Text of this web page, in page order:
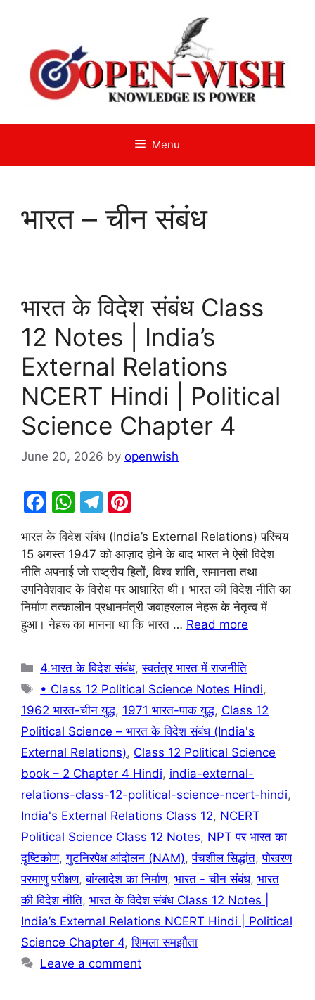
Menu
भारत – चीन संबंध
भारत के विदेश संबंध Class
12 Notes | India’s
External Relations
NCERT Hindi | Political
Science Chapter 4
June 20, 2026 by openwish
F
a
c
e
b
o
o
k
W
at
s
A
p
p
T
el
e
gr
a
m
nt
er
e
st
भारत के विदेश संबंध (India’s External Relations) परिचय
15 अगस्त 1947 को आज़ाद होने के बाद भारत ने ऐसी विदेश
नीति अपनाई जो राष्ट्रीय हितों, विश्व शांति, समानता तथा
उपनिवेशवाद के विरोध पर आधारित थी। भारत की विदेश नीति का
निर्माण तत्कालीन प्रधानमंत्री जवाहरलाल नेहरू के नेतृत्व में
हुआ। नेहरू का मानना था कि भारत … Read more
Categories
4.भारत के विदेश संबंध,स्वतंत्र भारत में राजनीति
Tags
• Class 12 Political Science Notes Hindi,
1962 भारत-चीन युद्ध, 1971 भारत-पाक युद्ध, Class 12
Political Science – भारत के विदेश संबंध (India's
External Relations), Class 12 Political Science
book – 2 Chapter 4 Hindi, india-external-
relations-class-12-political-science-ncert-hindi,
India's External Relations Class 12, NCERT
Political Science Class 12 Notes, NPT पर भारत का
दृष्टिकोण,गुटनिरपेक्ष आंदोलन (NAM),पंचशील सिद्धांत,पोखरण
परमाणु परीक्षण,बांग्लादेश का निर्माण, भारत - चीन संबंध, भारत
की विदेश नीति, भारत के विदेश संबंध Class 12 Notes |
India’s External Relations NCERT Hindi | Political
Science Chapter 4,शिमला समझौता
Leave a comment